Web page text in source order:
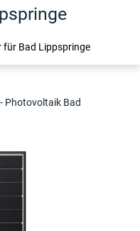
für Bad Lippspringe
Photovoltaik Bad